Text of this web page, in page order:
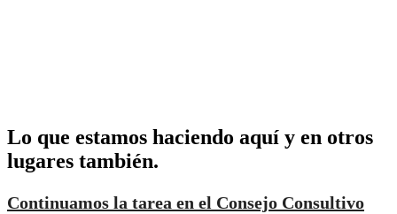
Lo que estamos haciendo aquí y en otros
lugares también.
Continuamos la tarea en el Consejo Consultivo